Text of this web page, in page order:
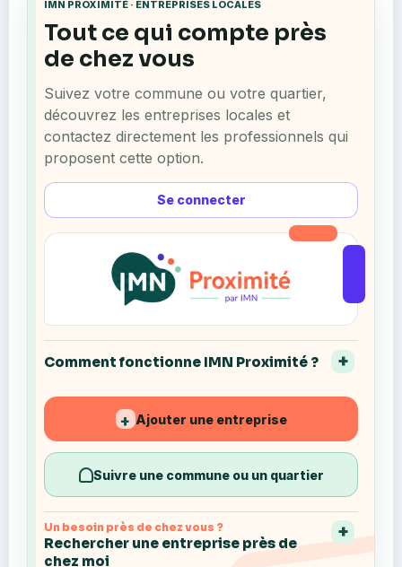
IMN PROXIMITÉ · ENTREPRISES LOCALES
Se connecter
Tout ce qui compte près
de chez vous
Suivez votre commune ou votre quartier,
découvrez les entreprises locales et
contactez directement les professionnels qui
proposent cette option.
Comment fonctionne IMN Proximité ?
+ Ajouter une entreprise
Suivre une commune ou un quartier
Un besoin près de chez vous ?
Rechercher une entreprise près de
chez moi